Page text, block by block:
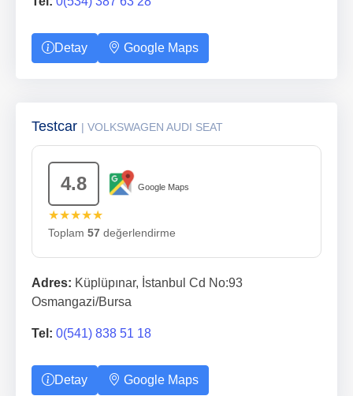
Detay Google Maps
Testcar | VOLKSWAGEN AUDI SEAT
4.8 Google Maps
★★★★★
Toplam 57 değerlendirme
Adres: Küplüpınar, İstanbul Cd No:93
Osmangazi/Bursa
Tel: 0(541) 838 51 18
Detay Google Maps